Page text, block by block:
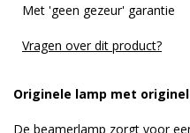
Met 'geen gezeur' garantie
Vragen over dit product?
Originele lamp met
De beamerlamp zorgt voor